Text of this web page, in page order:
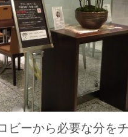
ビーから必要な分を